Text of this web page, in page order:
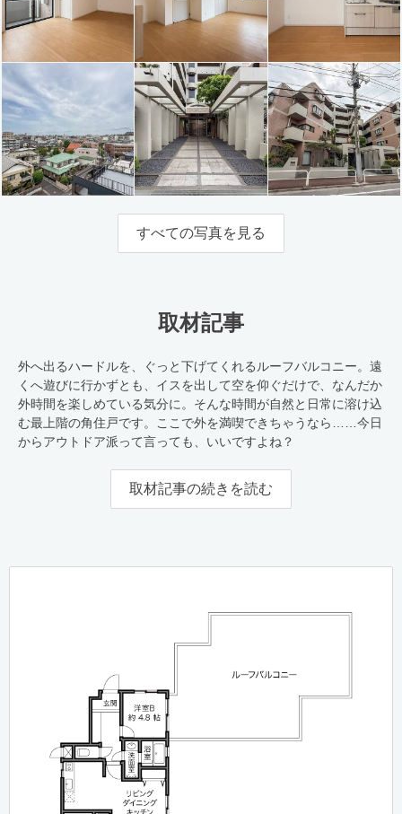
すべての写真を見る
取材記事
外へ出るハードルを、ぐっと下げてくれるルーフバルコニー。遠
くへ遊びに行かずとも、イスを出して空を仰ぐだけで、なんだか
外時間を楽しめている気分に。そんな時間が自然と日常に溶け込
む最上階の角住戸です。ここで外を満喫できちゃうなら……今日
からアウトドア派って言っても、いいですよね？
取材記事の続きを読む